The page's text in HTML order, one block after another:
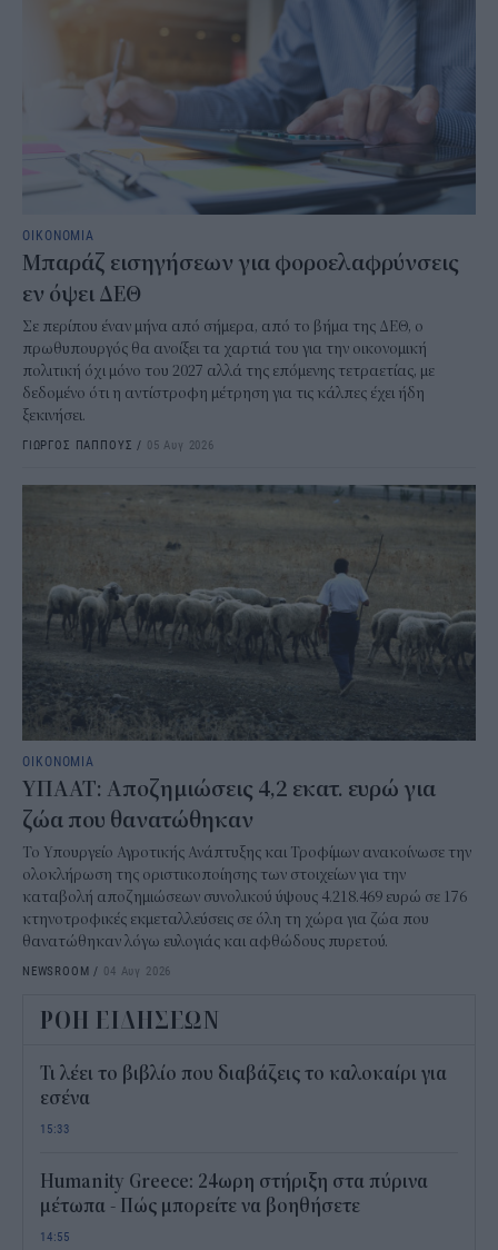
ΟΙΚΟΝΟΜΙΑ
Μπαράζ εισηγήσεων για φοροελαφρύνσεις
εν όψει ΔΕΘ
Σε περίπου έναν μήνα από σήμερα, από το βήμα της ΔΕΘ, ο
πρωθυπουργός θα ανοίξει τα χαρτιά του για την οικονομική
πολιτική όχι μόνο του 2027 αλλά της επόμενης τετραετίας, με
δεδομένο ότι η αντίστροφη μέτρηση για τις κάλπες έχει ήδη
ξεκινήσει.
ΓΙΩΡΓΟΣ ΠΑΠΠΟΥΣ / 05 Αυγ 2026
ΟΙΚΟΝΟΜΙΑ
ΥΠΑΑΤ: Αποζημιώσεις 4,2 εκατ. ευρώ για
ζώα που θανατώθηκαν
Το Υπουργείο Αγροτικής Ανάπτυξης και Τροφίμων ανακοίνωσε την
ολοκλήρωση της οριστικοποίησης των στοιχείων για την
καταβολή αποζημιώσεων συνολικού ύψους 4.218.469 ευρώ σε 176
κτηνοτροφικές εκμεταλλεύσεις σε όλη τη χώρα για ζώα που
θανατώθηκαν λόγω ευλογιάς και αφθώδους πυρετού.
NEWSROOM / 04 Αυγ 2026
ΡΟΗ ΕΙΔΗΣΕΩΝ
Τι λέει το βιβλίο που διαβάζεις το καλοκαίρι για
εσένα
15:33
Humanity Greece: 24ωρη στήριξη στα πύρινα
μέτωπα - Πώς μπορείτε να βοηθήσετε
14:55